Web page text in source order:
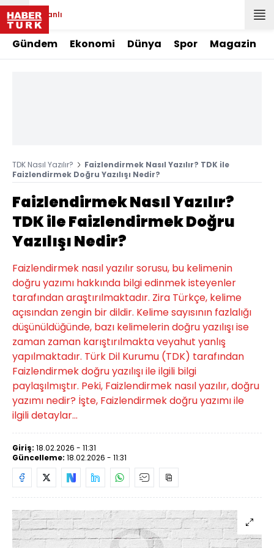
Canlı
Gündem Ekonomi Dünya Spor Magazin
TDK Nasıl Yazılır?
Faizlendirmek Nasıl Yazılır? TDK ile
Faizlendirmek Doğru Yazılışı Nedir?
Faizlendirmek Nasıl Yazılır?
TDK ile Faizlendirmek Doğru
Yazılışı Nedir?
Faizlendirmek nasıl yazılır sorusu, bu kelimenin
doğru yazımı hakkında bilgi edinmek isteyenler
tarafından araştırılmaktadır. Zira Türkçe, kelime
açısından zengin bir dildir. Kelime sayısının fazlalığı
düşünüldüğünde, bazı kelimelerin doğru yazılışı ise
zaman zaman karıştırılmakta veyahut yanlış
yapılmaktadır. Türk Dil Kurumu (TDK) tarafından
Faizlendirmek doğru yazılışı ile ilgili bilgi
paylaşılmıştır. Peki, Faizlendirmek nasıl yazılır, doğru
yazımı nedir? İşte, Faizlendirmek doğru yazımı ile
ilgili detaylar...
Giriş: 18.02.2026 - 11:31
Güncelleme: 18.02.2026 - 11:31